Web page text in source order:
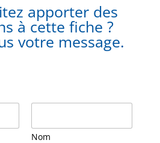
apporter des
à cette fiche ?
votre message.
Nom